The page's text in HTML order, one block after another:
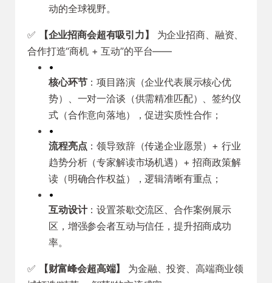
动的全球视野。
✅ 【企业招商会超有吸引力】
为企业招商、融资、
合作打造“商机 + 互动”的平台——
•
核心环节：项目路演（企业代表展示核心优
势）、一对一洽谈（供需精准匹配）、签约仪
式（合作意向落地），促进实质性合作；
•
流程亮点 ：领导致辞（传递企业愿景）+ 行业
趋势分析（专家解读市场机遇）+ 招商政策解
读（明确合作权益），逻辑清晰有重点；
•
互动设计：设置茶歇交流区、合作案例展示
区，增强参会者互动与信任，提升招商成功
率。
✅ 【财富峰会超高端】
为金融、投资、高端商业领